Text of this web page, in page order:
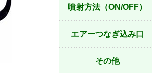
噴射方法（ON/OFF）
エアーつなぎ込み口
その他